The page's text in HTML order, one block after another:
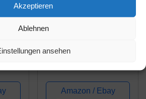
Akzeptieren
Ablehnen
ansehen
15,99€
Sanitär-Werkzeuge
Mehrzweck-
Amazon / Ebay